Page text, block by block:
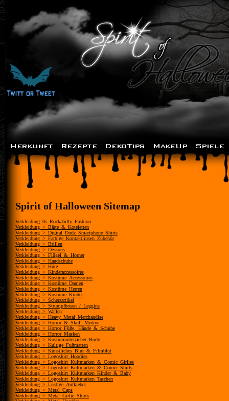
Spirit of Halloween Sitemap
Verkleidung_0s_Rockabilly_Fashion
Verkleidung_>_Bärte_&_Koteletten
Verkleidung_>_Digital_Dudz_Smartphone_Shirts
Verkleidung_>_Farbige_Kontaktlinsen_Zubehör
Verkleidung_>_Brillen
Verkleidung_>_Dessous
Verkleidung_>_Flügel_&_Hörner
Verkleidung_>_Handschuhe
Verkleidung_>_Hüte
Verkleidung_>_Kinderaccessoires
Verkleidung_>_Kostüme_Accessoires
Verkleidung_>_Kostüme_Damen
Verkleidung_>_Kostüme_Herren
Verkleidung_>_Kostüme_Kinder
Verkleidung_>_Scherzartikel
Verkleidung_>_Strumpfhosen_/_Leggins
Verkleidung_>_Waffen
Verkleidung_>_Heavy_Metal_Merchandise
Verkleidung_>_Horror_&_Skull_Motive
Verkleidung_>_Horror_Füße,_Hände_&_Schuhe
Verkleidung_>_Horror_Masken
Verkleidung_>_Kostümunterzieher_Body
Verkleidung_>_Kultige_Fußmatten
Verkleidung_>_Künstliches_Blut_&_Filmblut
Verkleidung_>_Logoshirt_Hoodies
Verkleidung_>_Logoshirt_Kultmarken_&_Comic_Girlies
Verkleidung_>_Logoshirt_Kultmarken_&_Comic_Shirts
Verkleidung_>_Logoshirt_Kultmarken_Kinder_&_Baby
Verkleidung_>_Logoshirt_Kultmarken_Taschen
Verkleidung_>_Lustige_Aufkleber
Verkleidung_>_Metal_Caps
Verkleidung_>_Metal_Girlie_Shirts